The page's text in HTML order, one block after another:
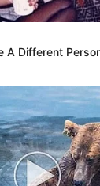
A Different